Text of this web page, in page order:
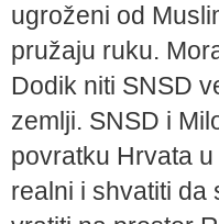
ugroženi od
pružaju ruku.
Dodik niti SNSD
zemlji. SNSD i
povratku Hrvata
realni i shvatiti da